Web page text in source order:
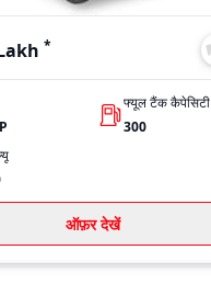
*
फ्यूल टैंक कैपेसिटी
300
ऑफ़र देखें